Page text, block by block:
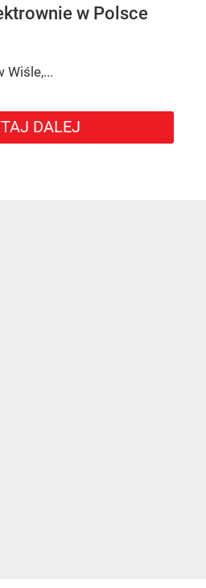
w Polsce
Wiśle,...
DALEJ